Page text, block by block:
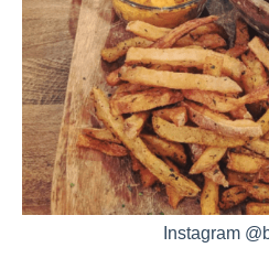
Instagram